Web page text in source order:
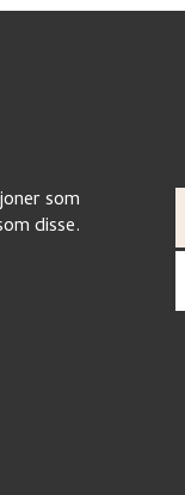
som
disse.